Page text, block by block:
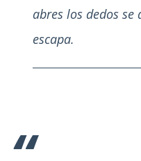
abres los dedos se
escapa.